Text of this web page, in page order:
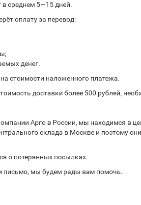
в среднем 5—15 дней.
оплату за перевод:
денег.
стоимости наложенного платежа.
доставки более 500 рублей,
Арго в России, мы находимся в
склада в Москве и поэтому
о потерянных посылках.
письмо, мы будем рады вам помочь.